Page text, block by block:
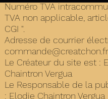
Numéro TVA
TVA non applicable,
CGI ".
Adresse de courrier
commande@creatchon.fr
Le Créateur du site est :
Chaintron Vergua
Le Responsable de la
: Elodie Chaintron Vergua